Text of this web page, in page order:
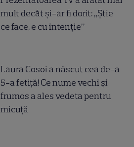
mult decât și-ar fi dorit: „Știe
ce face, e cu intenție”
Laura Cosoi a născut cea de-a
5-a fetiță! Ce nume vechi și
frumos a ales vedeta pentru
micuță